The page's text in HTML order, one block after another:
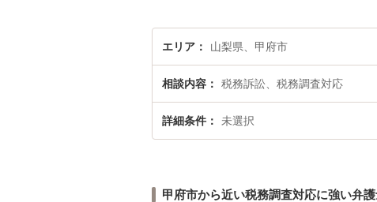
エリア 山梨県、甲府市
相談内容 税務訴訟、税務調査対応
詳細条件 未選択
甲府市から近い税務調査対応に強い弁